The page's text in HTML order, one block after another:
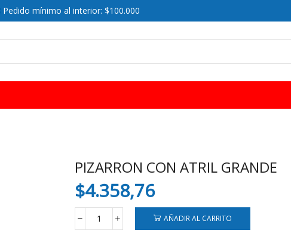
Pedido mínimo al interior: $100.000
PIZARRON CON ATRIL GRANDE
$4.358,76
PIZARRON
AÑADIR AL CARRITO